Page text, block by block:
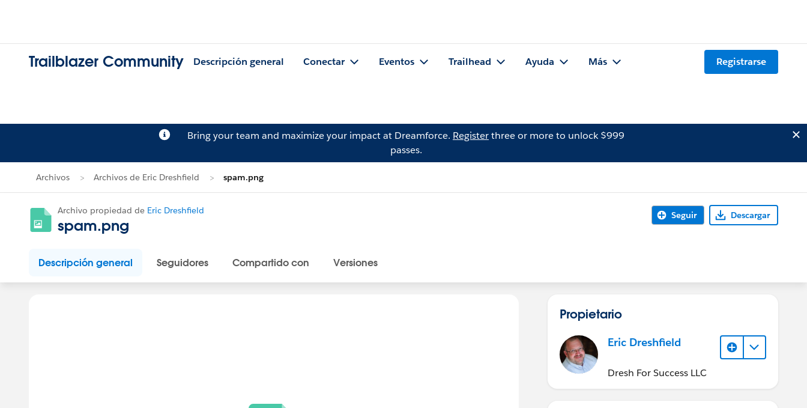
Trailblazer Community Descripción general Conectar Eventos Trailhead Ayuda Más Registrarse
Bring your team and maximize your impact at Dreamforce. Registerthree or more to unlock $999
passes.
Archivos Archivos de Eric Dreshfield spam.png
Archivo propiedad de Eric Dreshfield
spam.png
Seguir Descargar
Descripción general Seguidores Compartido con Versiones
Propietario
Eric Dreshfield
Dresh For Success LLC